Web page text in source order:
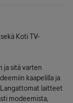
Koti TV-
ja sitä varten
kaapelilla ja
laitteet
modeemista,